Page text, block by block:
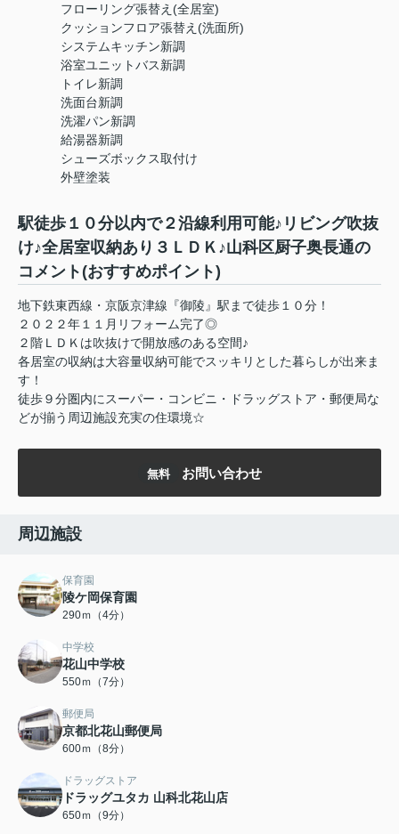
フローリング張替え(全居室)
クッションフロア張替え(洗面所)
システムキッチン新調
浴室ユニットバス新調
トイレ新調
洗面台新調
洗濯パン新調
給湯器新調
シューズボックス取付け
外壁塗装
駅徒歩１０分以内で２沿線利用可能♪リビング吹抜
け♪全居室収納あり３ＬＤＫ♪山科区厨子奥長通の
コメント(おすすめポイント)
地下鉄東西線・京阪京津線『御陵』駅まで徒歩１０分！
２０２２年１１月リフォーム完了◎
２階ＬＤＫは吹抜けで開放感のある空間♪
各居室の収納は大容量収納可能でスッキリとした暮らしが出来ま
す！
徒歩９分圏内にスーパー・コンビニ・ドラッグストア・郵便局な
どが揃う周辺施設充実の住環境☆
無料 お問い合わせ
周辺施設
保育園
陵ケ岡保育園
290ｍ（4分）
中学校
花山中学校
550ｍ（7分）
郵便局
京都北花山郵便局
600ｍ（8分）
ドラッグストア
ドラッグユタカ 山科北花山店
650ｍ（9分）